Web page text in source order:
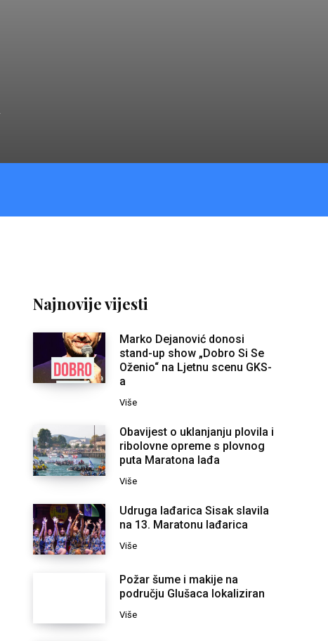
Najnovije vijesti
Marko Dejanović donosi
stand-up show „Dobro Si Se
Oženio“ na Ljetnu scenu GKS-
a
Više
Obavijest o uklanjanju plovila i
ribolovne opreme s plovnog
puta Maratona lađa
Više
Udruga lađarica Sisak slavila
na 13. Maratonu lađarica
Više
Požar šume i makije na
području Glušaca lokaliziran
Više